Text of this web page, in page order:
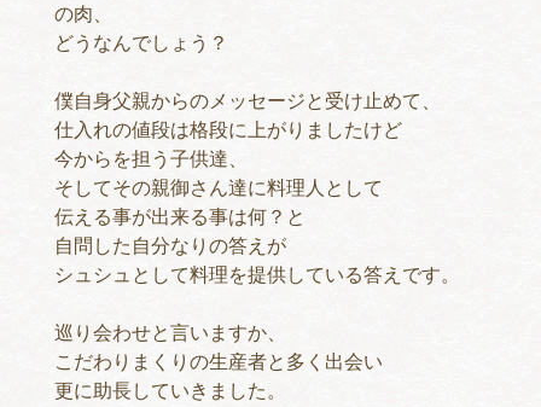
の肉、
どうなんでしょう？
僕自身父親からのメッセージと受け止めて、
仕入れの値段は格段に上がりましたけど
今からを担う子供達、
そしてその親御さん達に料理人として
伝える事が出来る事は何？と
自問した自分なりの答えが
シュシュとして料理を提供している答えです。
巡り会わせと言いますか、
こだわりまくりの生産者と多く出会い
更に助長していきました。